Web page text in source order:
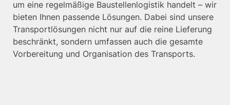
um eine regelmäßige Baustellenlogistik handelt – wir
bieten Ihnen passende Lösungen. Dabei sind unsere
Transportlösungen nicht nur auf die reine Lieferung
beschränkt, sondern umfassen auch die gesamte
Vorbereitung und Organisation des Transports.